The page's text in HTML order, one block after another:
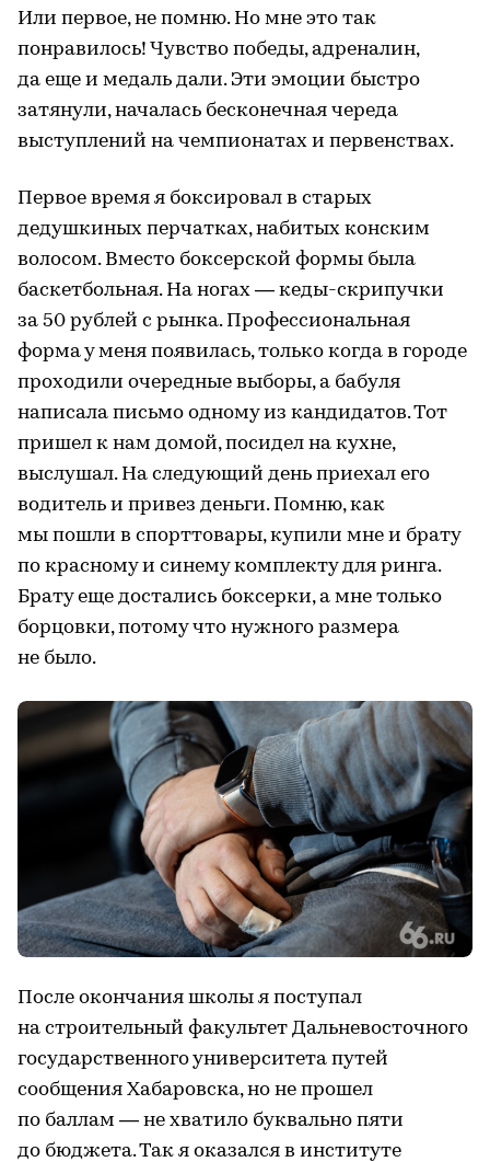
Или первое, не помню. Но мне это так
понравилось! Чувство победы, адреналин,
да еще и медаль дали. Эти эмоции быстро
затянули, началась бесконечная череда
выступлений на чемпионатах и первенствах.
Первое время я боксировал в старых
дедушкиных перчатках, набитых конским
волосом. Вместо боксерской формы была
баскетбольная. На ногах — кеды-скрипучки
за 50 рублей с рынка. Профессиональная
форма у меня появилась, только когда в городе
проходили очередные выборы, а бабуля
написала письмо одному из кандидатов. Тот
пришел к нам домой, посидел на кухне,
выслушал. На следующий день приехал его
водитель и привез деньги. Помню, как
мы пошли в спорттовары, купили мне и брату
по красному и синему комплекту для ринга.
Брату еще достались боксерки, а мне только
борцовки, потому что нужного размера
не было.
После окончания школы я поступал
на строительный факультет Дальневосточного
государственного университета путей
сообщения Хабаровска, но не прошел
по баллам — не хватило буквально пяти
до бюджета. Так я оказался в институте